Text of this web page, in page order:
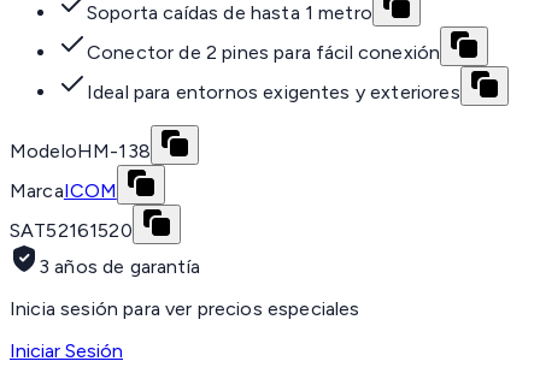
Soporta caídas de hasta 1 metro
Conector de 2 pines para fácil conexión
Ideal para entornos exigentes y exteriores
ModeloHM-138
MarcaICOM
SAT52161520
3 años de garantía
Inicia sesión para ver precios especiales
Iniciar Sesión